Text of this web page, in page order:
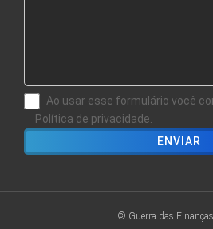
Ao usar esse formulário você
Política de privacidade.
© Guerra das Finanças.